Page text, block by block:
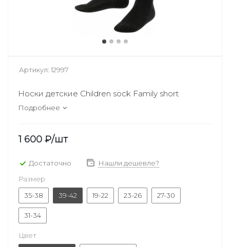
Артикул: 12997
Носки детские Children sock Family short
Подробнее
1 600 ₽/шт
Достаточно
Нашли дешевле?
Размер
35-38
39-42 19-22 23-26 27-30
31-34
Цвет